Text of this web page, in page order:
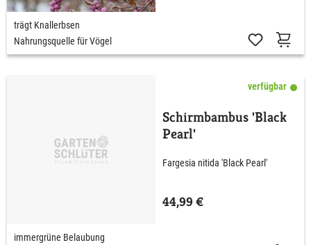
trägt Knallerbsen
Nahrungsquelle für Vögel
verfügbar
Schirmbambus 'Black
Pearl'
Fargesia nitida 'Black Pearl'
44,99 €
immergrüne Belaubung